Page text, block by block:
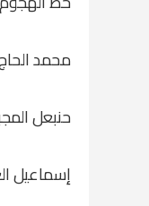
محمد
حنبعل
إسماعيل